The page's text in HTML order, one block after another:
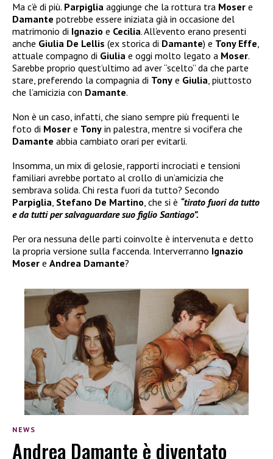
Ma c’è di più. Parpiglia aggiunge che la rottura tra Moser e
Damante potrebbe essere iniziata già in occasione del
matrimonio di Ignazio e Cecilia. All’evento erano presenti
anche Giulia De Lellis (ex storica di Damante) e Tony Effe,
attuale compagno di Giulia e oggi molto legato a Moser.
Sarebbe proprio quest’ultimo ad aver “scelto” da che parte
stare, preferendo la compagnia di Tony e Giulia, piuttosto
che l’amicizia con Damante.
Non è un caso, infatti, che siano sempre più frequenti le
foto di Moser e Tony in palestra, mentre si vocifera che
Damante abbia cambiato orari per evitarli.
Insomma, un mix di gelosie, rapporti incrociati e tensioni
familiari avrebbe portato al crollo di un’amicizia che
sembrava solida. Chi resta fuori da tutto? Secondo
Parpiglia, Stefano De Martino, che si è “tirato fuori da tutto
e da tutti per salvaguardare suo figlio Santiago”.
Per ora nessuna delle parti coinvolte è intervenuta e detto
la propria versione sulla faccenda. Interverranno Ignazio
Moser e Andrea Damante?
NEWS
Andrea Damante è diventato